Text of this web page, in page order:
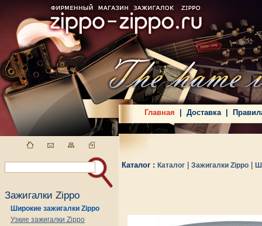
Главная Доставка
Зажигалки Zippo
Широкие зажигалки Zippo
Узкие зажигалки Zippo
Каталог : Каталог Зажигалки Zippo